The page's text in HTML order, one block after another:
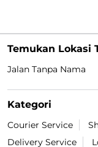
Temukan Lokasi
Jalan Tanpa Nama
Kategori
Courier Service
Delivery Service